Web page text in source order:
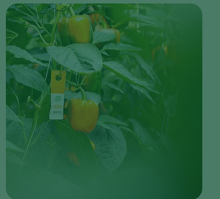
realizarte un examen médico.
médico,contacta con tu asesor Koppert.